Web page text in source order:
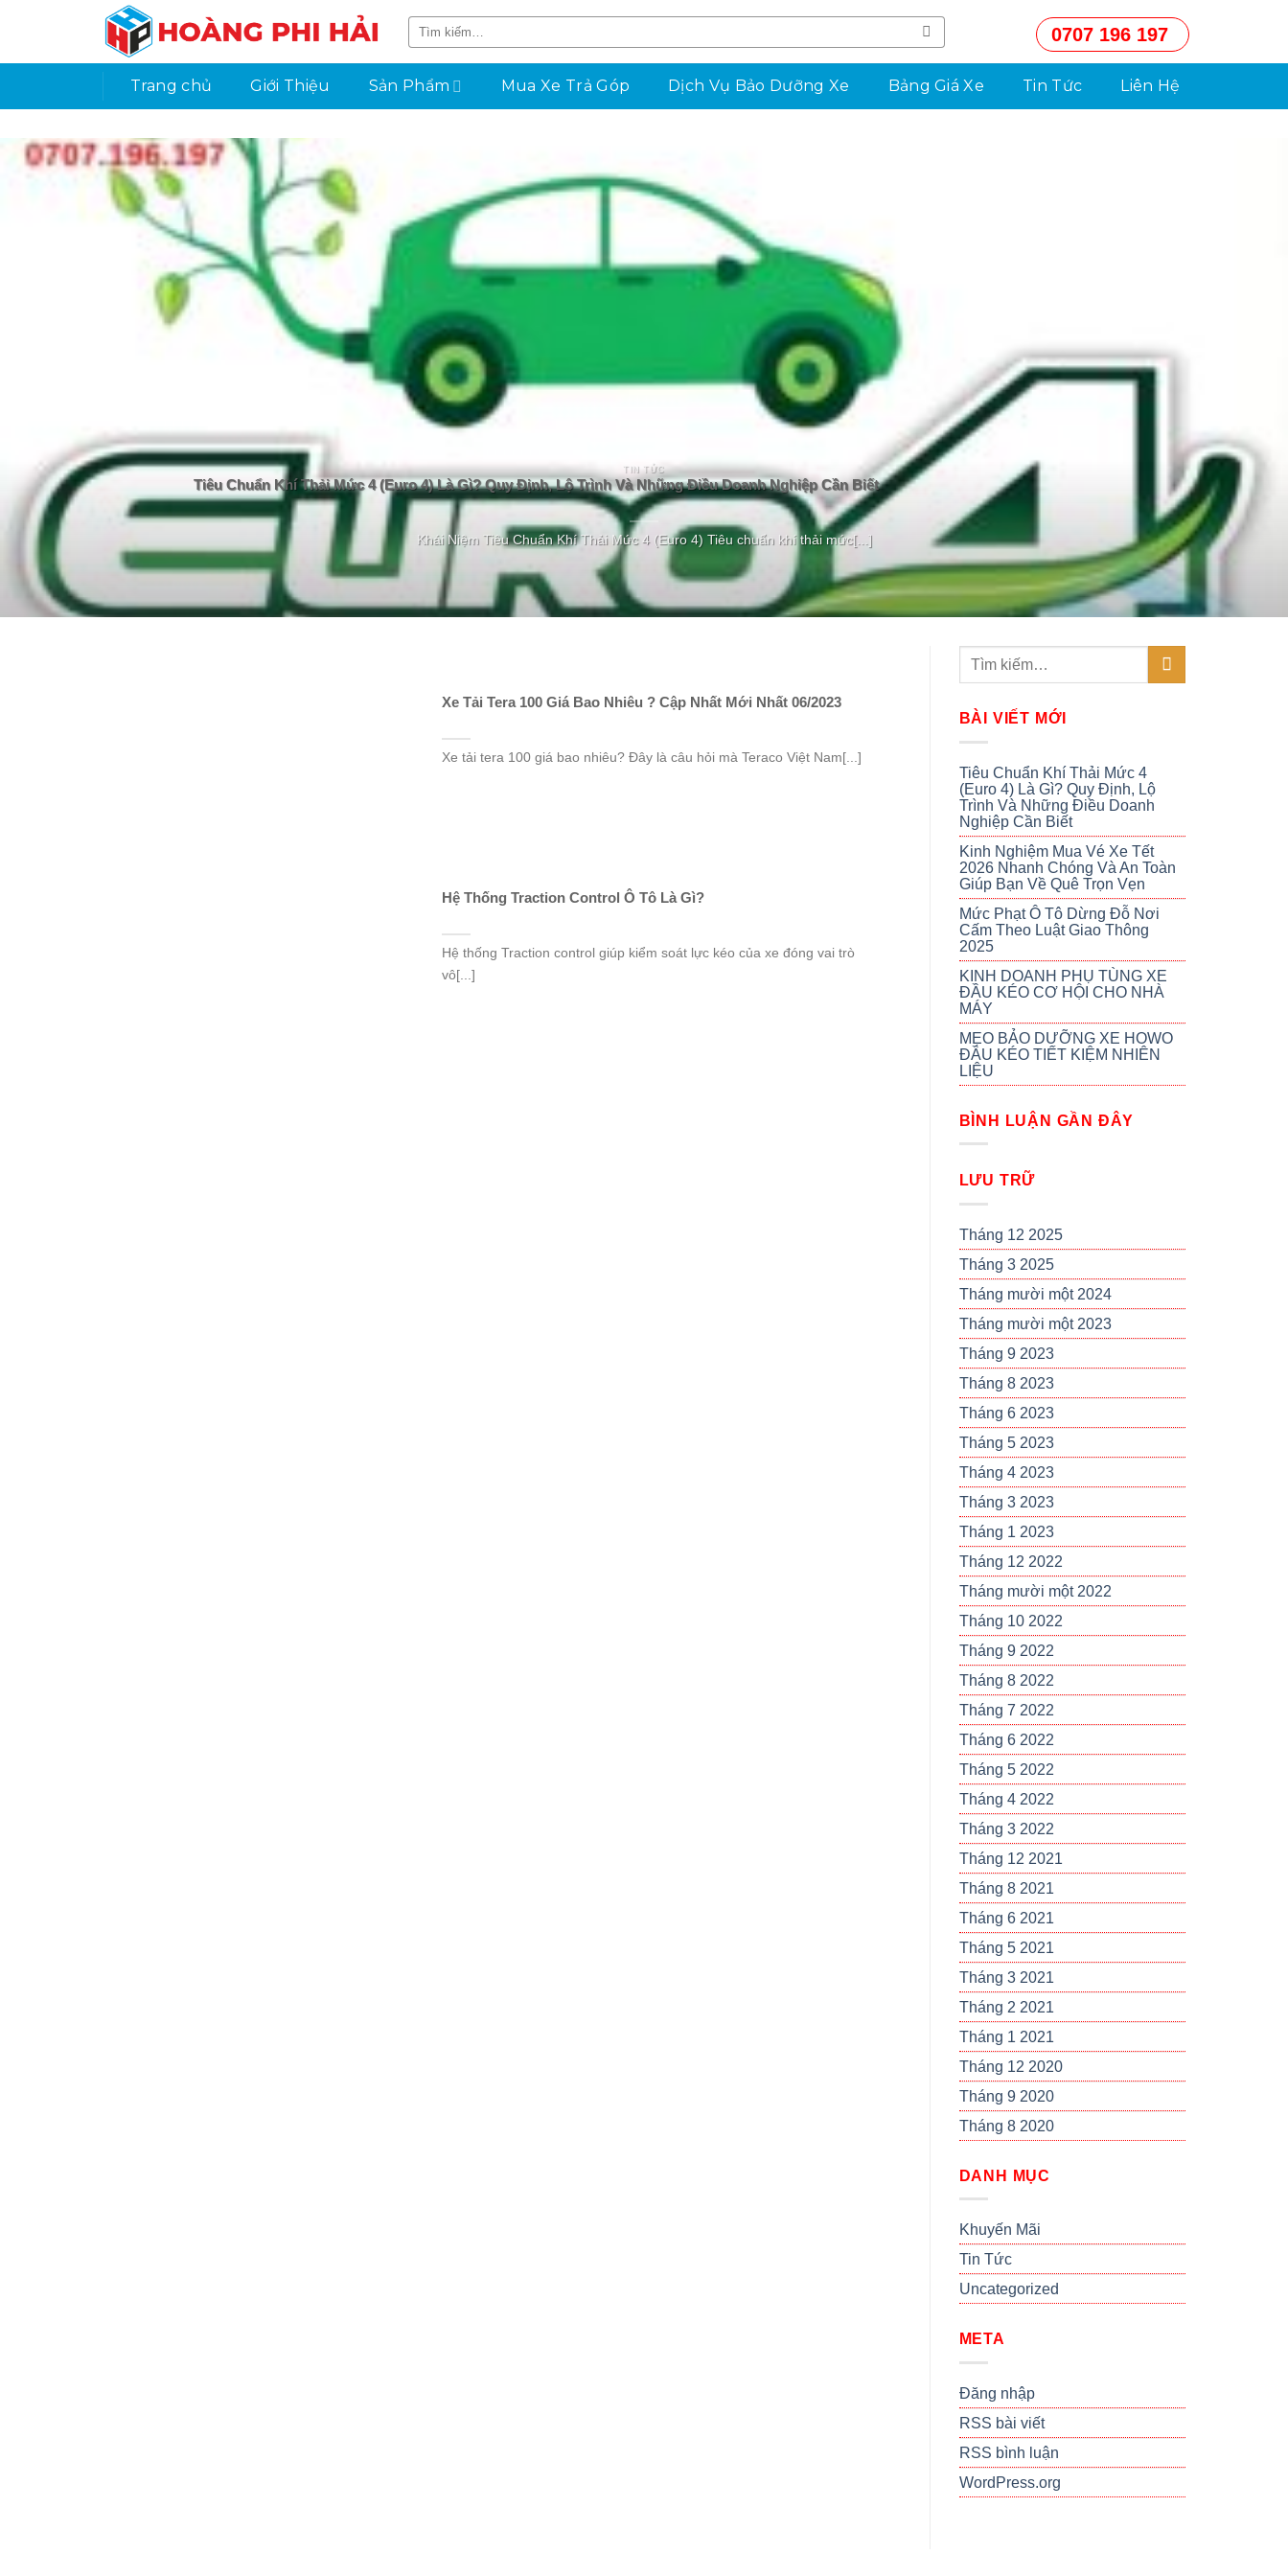
0707 196 197
Trang chủ Giới Thiệu Sản Phẩm Mua Xe Trả Góp Dịch Vụ Bảo Dưỡng Xe Bảng Giá Xe Tin Tức Liên Hệ
TIN TỨC
Tiêu Chuẩn Khí Thải Mức 4 (Euro 4) Là Gì? Quy Định, Lộ Trình Và Những Điều Doanh Nghiệp Cần Biết
Khái Niệm Tiêu Chuẩn Khí Thải Mức 4 (Euro 4) Tiêu chuẩn khí thải mức[...]
Xe Tải Tera 100 Giá Bao Nhiêu ? Cập Nhất Mới Nhất 06/2023
Xe tải tera 100 giá bao nhiêu? Đây là câu hỏi mà Teraco Việt Nam[...]
Hệ Thống Traction Control Ô Tô Là Gì?
Hệ thống Traction control giúp kiểm soát lực kéo của xe đóng vai trò
vô[...]
BÀI VIẾT MỚI
Tiêu Chuẩn Khí Thải Mức 4
(Euro 4) Là Gì? Quy Định, Lộ
Trình Và Những Điều Doanh
Nghiệp Cần Biết
Kinh Nghiệm Mua Vé Xe Tết
2026 Nhanh Chóng Và An Toàn
Giúp Bạn Về Quê Trọn Vẹn
Mức Phạt Ô Tô Dừng Đỗ Nơi
Cấm Theo Luật Giao Thông
2025
KINH DOANH PHỤ TÙNG XE
ĐẦU KÉO CƠ HỘI CHO NHÀ
MÁY
MẸO BẢO DƯỠNG XE HOWO
ĐẦU KÉO TIẾT KIỆM NHIÊN
LIỆU
BÌNH LUẬN GẦN ĐÂY
LƯU TRỮ
Tháng 12 2025
Tháng 3 2025
Tháng mười một 2024
Tháng mười một 2023
Tháng 9 2023
Tháng 8 2023
Tháng 6 2023
Tháng 5 2023
Tháng 4 2023
Tháng 3 2023
Tháng 1 2023
Tháng 12 2022
Tháng mười một 2022
Tháng 10 2022
Tháng 9 2022
Tháng 8 2022
Tháng 7 2022
Tháng 6 2022
Tháng 5 2022
Tháng 4 2022
Tháng 3 2022
Tháng 12 2021
Tháng 8 2021
Tháng 6 2021
Tháng 5 2021
Tháng 3 2021
Tháng 2 2021
Tháng 1 2021
Tháng 12 2020
Tháng 9 2020
Tháng 8 2020
DANH MỤC
Khuyến Mãi
Tin Tức
Uncategorized
META
Đăng nhập
RSS bài viết
RSS bình luận
WordPress.org